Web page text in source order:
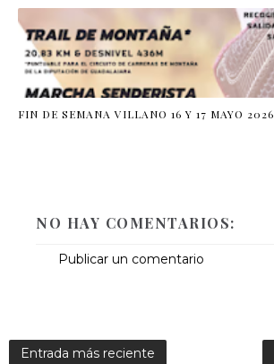
FIN DE SEMANA VILLANO 16 Y 17 MAYO 2026
NO HAY COMENTARIOS:
Publicar un comentario
Entrada más reciente